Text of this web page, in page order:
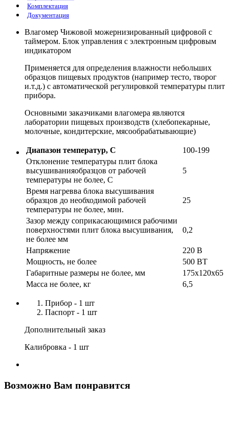
Комплектация
Документация
Влагомер Чижовой можернизированный цифровой с
таймером. Блок управления с электронным цифровым
индикатором
Применяется для определения влажности небольших
образцов пищевых продуктов (например тесто, творог
и.т.д.) с автоматической регулировкой температуры плит
прибора.
Основными заказчиками влагомера являются
лаборатории пищевых производств (хлебопекарные,
молочные, кондитерские, мясообрабатывающие)
Диапазон температур, С
100-199
Отклонение температуры плит блока
высушиванияобразцов от рабочей
температуры не более, С
5
Время нагревва блока высушивания
образцов до необходимой рабочей
температуры не более, мин.
25
Зазор между соприкасающимися рабочими
поверхностями плит блока высушивания,
не более мм
0,2
Напряжение
220 В
Мощность, не более
500 ВТ
Габаритные размеры не более, мм
175х120х65
Масса не более, кг
6,5
Прибор - 1 шт
Паспорт - 1 шт
Дополнительный заказ
Калибровка - 1 шт
Возможно Вам понравится